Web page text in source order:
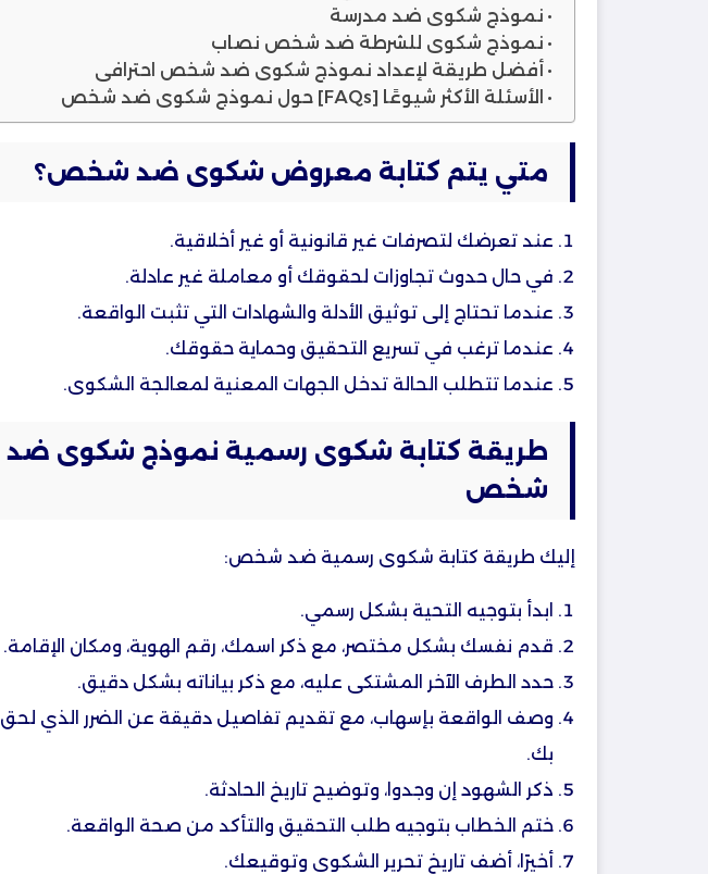
نموذج شكوى ضد مدرسة
نموذج شكوى للشرطة ضد شخص نصاب​
أفضل طريقة لإعداد نموذج شكوى ضد شخص احترافي
الأسئلة الأكثر شيوعًا [FAQs] حول نموذج شكوى ضد شخص
متي يتم كتابة معروض شكوى ضد شخص​؟
عند تعرضك لتصرفات غير قانونية أو غير أخلاقية.
في حال حدوث تجاوزات لحقوقك أو معاملة غير عادلة.
عندما تحتاج إلى توثيق الأدلة والشهادات التي تثبت الواقعة.
عندما ترغب في تسريع التحقيق وحماية حقوقك.
عندما تتطلب الحالة تدخل الجهات المعنية لمعالجة الشكوى.
طريقة كتابة شكوى رسمية نموذج شكوى ضد
شخص
إليك طريقة كتابة شكوى رسمية ضد شخص:
ابدأ بتوجيه التحية بشكل رسمي.
قدم نفسك بشكل مختصر، مع ذكر اسمك، رقم الهوية، ومكان الإقامة.
حدد الطرف الآخر المشتكى عليه، مع ذكر بياناته بشكل دقيق.
وصف الواقعة بإسهاب، مع تقديم تفاصيل دقيقة عن الضرر الذي لحق
بك.
ذكر الشهود إن وجدوا، وتوضيح تاريخ الحادثة.
ختم الخطاب بتوجيه طلب التحقيق والتأكد من صحة الواقعة.
أخيرًا، أضف تاريخ تحرير الشكوى وتوقيعك.